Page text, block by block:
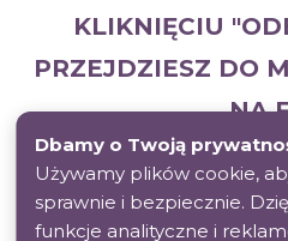
Dbamy o Twoją
Używamy plików cookie,
sprawnie i bezpiecznie.
funkcje analityczne i
KLIKNIĘCIU
PRZEJDZIESZ DO
NA
ODBIERAM